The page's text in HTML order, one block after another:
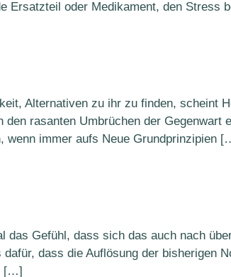
Ersatzteil oder Medikament, den Stress
Alternativen zu ihr zu finden, scheint
rasanten Umbrüchen der Gegenwart
wenn immer aufs Neue Grundprinzipien
Gefühl, dass sich das auch nach
dass die Auflösung der bisherigen
[…]